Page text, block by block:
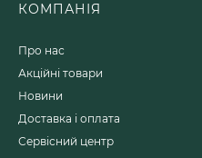
КОМПАНІЯ
Про нас
Акційні товари
Новини
Доставка і оплата
Сервісний центр